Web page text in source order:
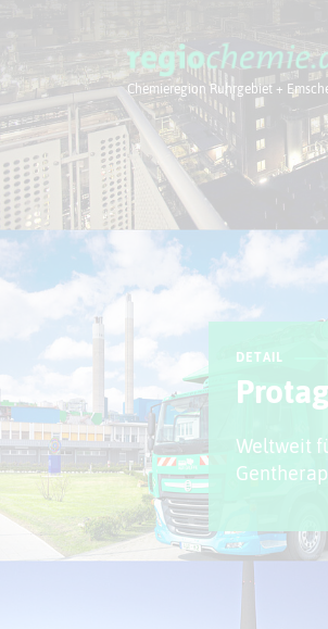
Chemieregion Ruhrgebiet +
DETAIL
Weltweit